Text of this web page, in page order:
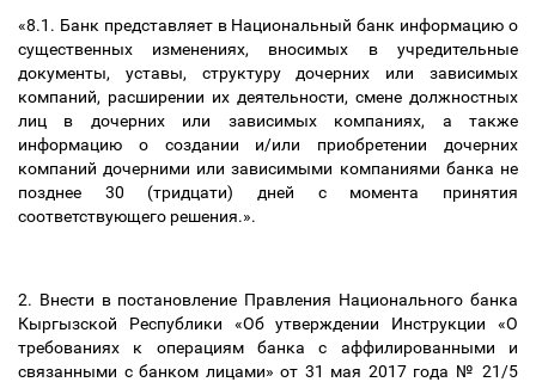
«8.1. Банк представляет в Национальный банк информацию о
существенных изменениях, вносимых в учредительные
документы, уставы, структуру дочерних или зависимых
компаний, расширении их деятельности, смене должностных
лиц в дочерних или зависимых компаниях, а также
информацию о создании и/или приобретении дочерних
компаний дочерними или зависимыми компаниями банка не
позднее 30 (тридцати) дней с момента принятия
соответствующего решения.».
2. Внести в постановление Правления Национального банка
Кыргызской Республики «Об утверждении Инструкции «О
требованиях к операциям банка с аффилированными и
связанными с банком лицами» от 31 мая 2017 года № 21/5